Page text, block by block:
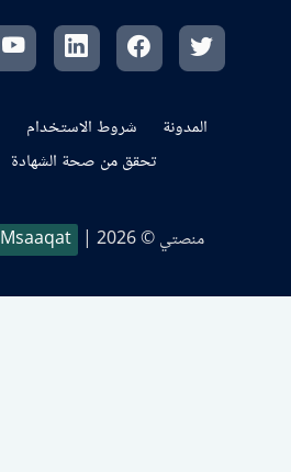
المدونة شروط الاستخدام
تحقق من صحة الشهادة
منصتي © 2026 | Powered by
Msaaqat